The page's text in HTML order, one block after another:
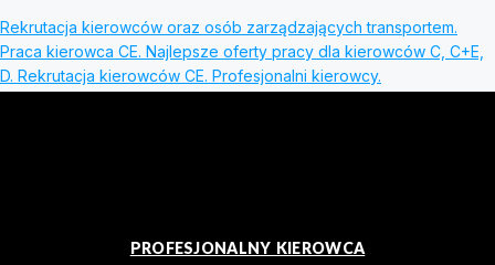
Rekrutacja kierowców oraz osób zarządzających transportem.
Praca kierowca CE. Najlepsze oferty pracy dla kierowców C, C+E,
D. Rekrutacja kierowców CE. Profesjonalni kierowcy.
PROFESJONALNY KIEROWCA